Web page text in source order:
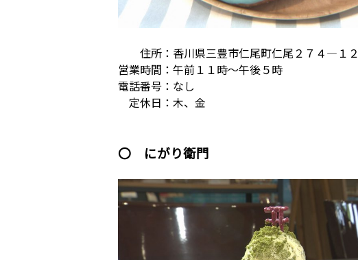
住所：香川県三豊市仁尾町仁尾２７４―１２
営業時間：午前１１時～午後５時
電話番号：なし
定休日：木、金
〇 にがり衛門